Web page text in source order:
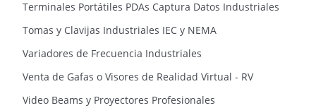
Terminales Portátiles PDAs Captura Datos Industriales
Tomas y Clavijas Industriales IEC y NEMA
Variadores de Frecuencia Industriales
Venta de Gafas o Visores de Realidad Virtual - RV
Video Beams y Proyectores Profesionales